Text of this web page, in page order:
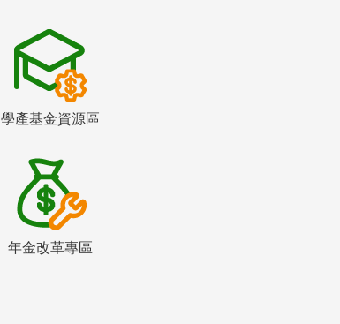
學產基金資源區
年金改革專區